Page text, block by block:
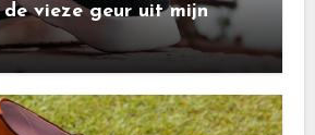
vieze geur uit mijn